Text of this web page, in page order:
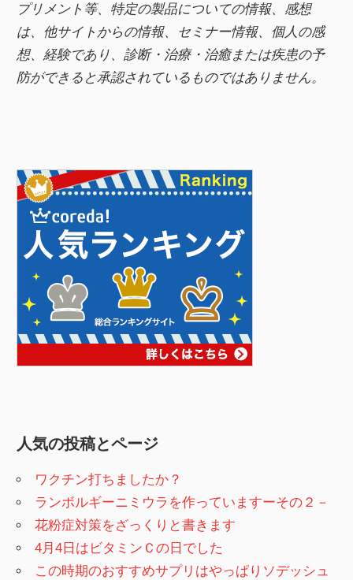
プリメント等、特定の製品についての情報、感想
は、他サイトからの情報、セミナー情報、 個人の感
想、経験であり、診断・治療・治癒または疾患の予
防ができると承認されているものではありません。
人気の投稿とページ
ワクチン打ちましたか？
ランボルギーニミウラを作っていますーその２－
花粉症対策をざっくりと書きます
4月4日はビタミンＣの日でした
この時期のおすすめサプリはやっぱりソデッシュ